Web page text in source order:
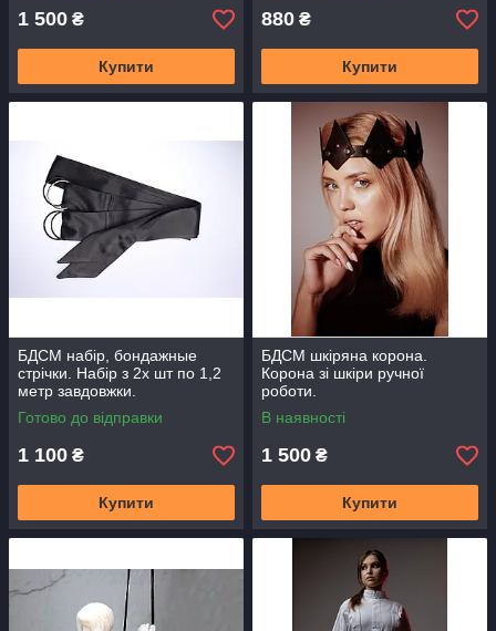
1 500 ₴
Купити
880 ₴
Купити
БДСМ набір, бондажные
стрічки. Набір з 2х шт по 1,2
метр завдовжки.
Готово до відправки
1 100 ₴
Купити
БДСМ шкіряна корона.
Корона зі шкіри ручної
роботи.
В наявності
1 500 ₴
Купити